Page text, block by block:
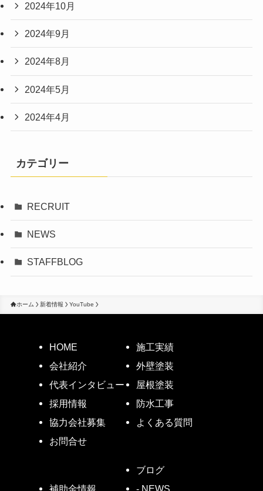
2024年10月
2024年9月
2024年8月
2024年5月
2024年4月
カテゴリー
RECRUIT
NEWS
STAFFBLOG
ホーム 新着情報 YouTube
HOME
会社紹介
代表インタビュー
採用情報
協力会社募集
お問合せ
施工実績
外壁塗装
屋根塗装
防水工事
よくある質問
補助金情報
ブログ
- NEWS